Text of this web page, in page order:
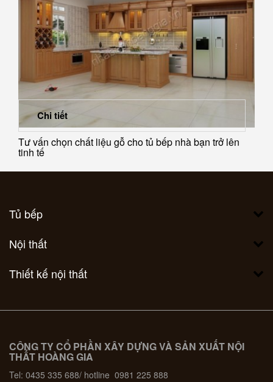
Tổ điểm nhà bếp bằng gạch ốp
Tư vấn chọn chất liệu gỗ cho tủ bếp nhà bạn trở lên
tinh tế
Chi tiết
Tủ bếp
Nội thất
Thiết kế nội thất
CÔNG TY CỔ PHẦN XÂY DỰNG VÀ SẢN XUẤT NỘI
THẤT HOÀNG GIA
Tel: 0435 335 688/ hotline 0981 225 888